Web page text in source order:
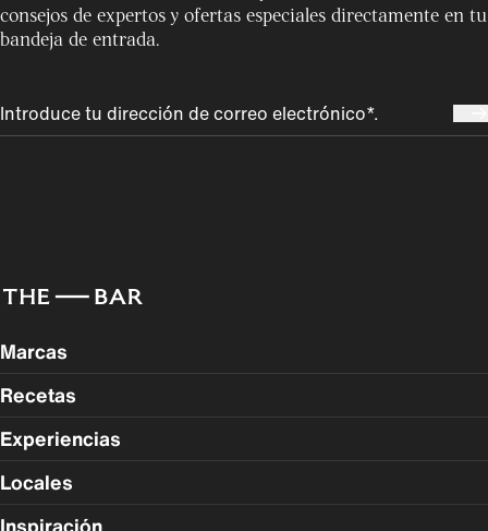
consejos de expertos y ofertas especiales directamente en tu
bandeja de entrada.
Marcas
Recetas
Experiencias
Locales